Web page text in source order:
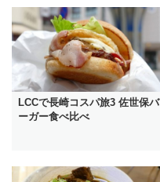
LCCで長崎コスパ旅3 佐世保バ
ーガー食べ比べ